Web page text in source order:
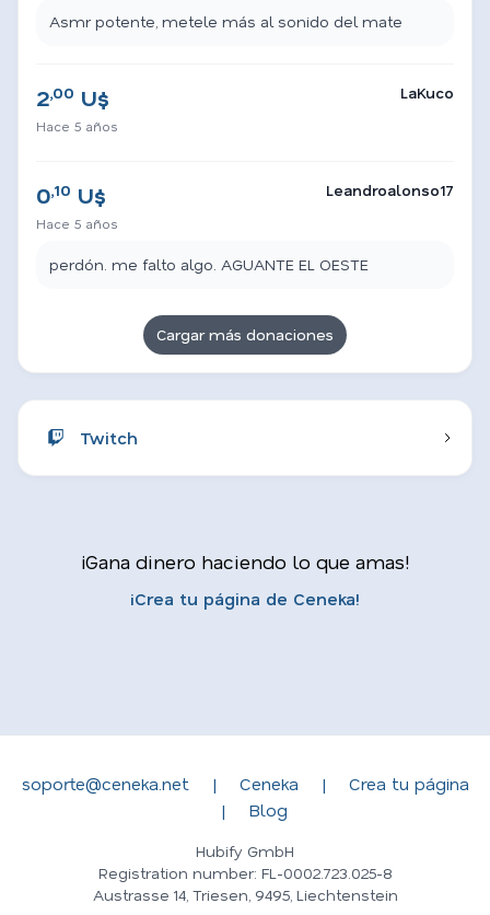
Asmr potente, metele más al sonido del mate
2,00 U$
Hace 5 años
LaKuco
0,10 U$
Hace 5 años
Leandroalonso17
perdón. me falto algo. AGUANTE EL OESTE
Cargar más donaciones
Twitch
¡Gana dinero haciendo lo que amas!
¡Crea tu página de Ceneka!
soporte@ceneka.net | Ceneka |
Crea tu página
|
Blog
Hubify GmbH
Registration number: FL-0002.723.025-8
Austrasse 14, Triesen, 9495, Liechtenstein